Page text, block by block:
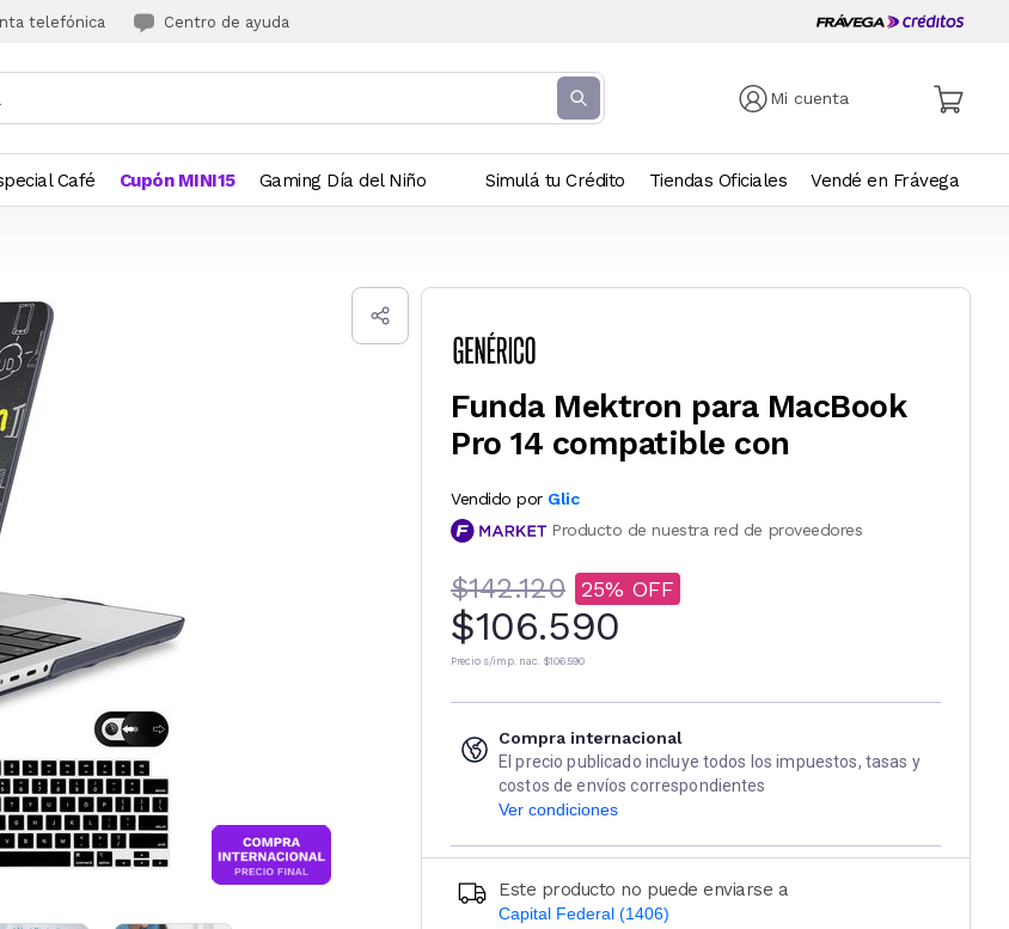
telefónica Centro de ayuda
Mi cuenta
Café Cupón MINI15 Gaming Día del Niño Simulá tu Crédito Tiendas Oficiales Vendé en Frávega
Funda Mektron para MacBook
Pro 14 compatible con
Vendido por Glic
Producto de nuestra red de proveedores
$142.120 25
$106.590
Precio s/imp. nac. $106.590
Compra internacional
El precio publicado incluye todos los impuestos, tasas y
costos de envíos correspondientes
Ver condiciones
Este producto no puede enviarse a
Capital Federal (1406)